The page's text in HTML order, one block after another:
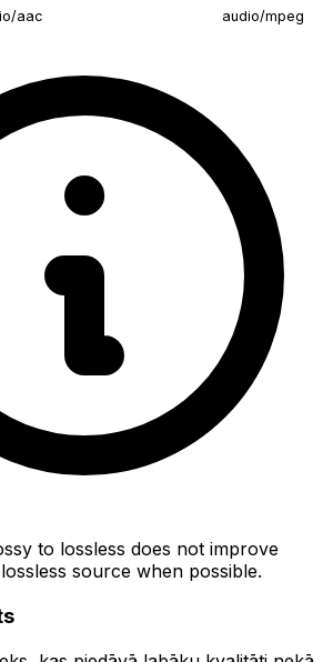
aac audio/mpeg
to lossless does not improve
source when possible.